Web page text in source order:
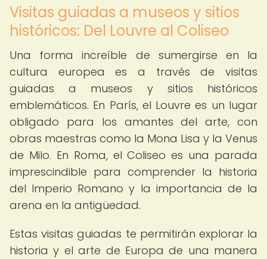
Visitas guiadas a museos y sitios
históricos: Del Louvre al Coliseo
Una forma increíble de sumergirse en la
cultura europea es a través de visitas
guiadas a museos y sitios históricos
emblemáticos. En París, el Louvre es un lugar
obligado para los amantes del arte, con
obras maestras como la Mona Lisa y la Venus
de Milo. En Roma, el Coliseo es una parada
imprescindible para comprender la historia
del Imperio Romano y la importancia de la
arena en la antigüedad.
Estas visitas guiadas te permitirán explorar la
historia y el arte de Europa de una manera